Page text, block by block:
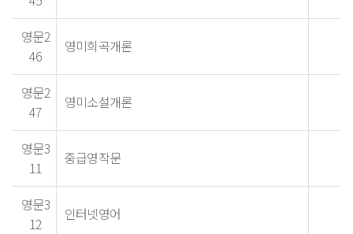
영문2
46
영미희곡개론
영문2
47
영미소설개론
영문3
11
중급영작문
영문3
12
인터넷영어